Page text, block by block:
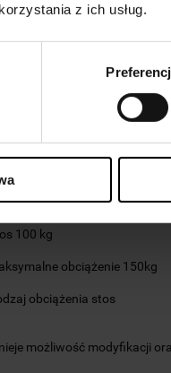
z ich usług.
z profila 80x80/3mm
270kg
100 kg
obciążenie 150kg
obciążenia stos
możliwość modyfikacji